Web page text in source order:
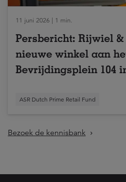
11 juni 2026 | 1 min.
Persbericht: Rijwiel &
nieuwe winkel aan
Bevrijdingsplein 104
ASR Dutch Prime Retail Fund
Bezoek de kennisbank